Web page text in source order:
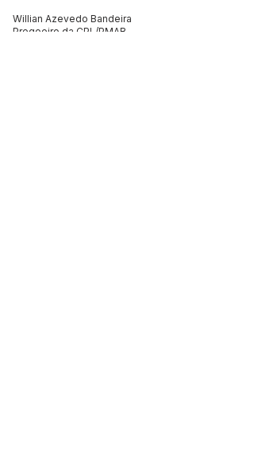
Willian Azevedo Bandeira
Pregoeiro da CPL/PMAB